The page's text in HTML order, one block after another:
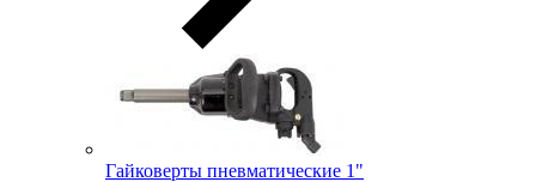
Гайковерты пневматические 1"